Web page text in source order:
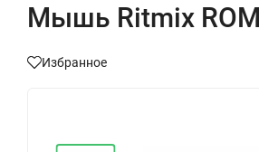
Мышь Ritmix
Избранное